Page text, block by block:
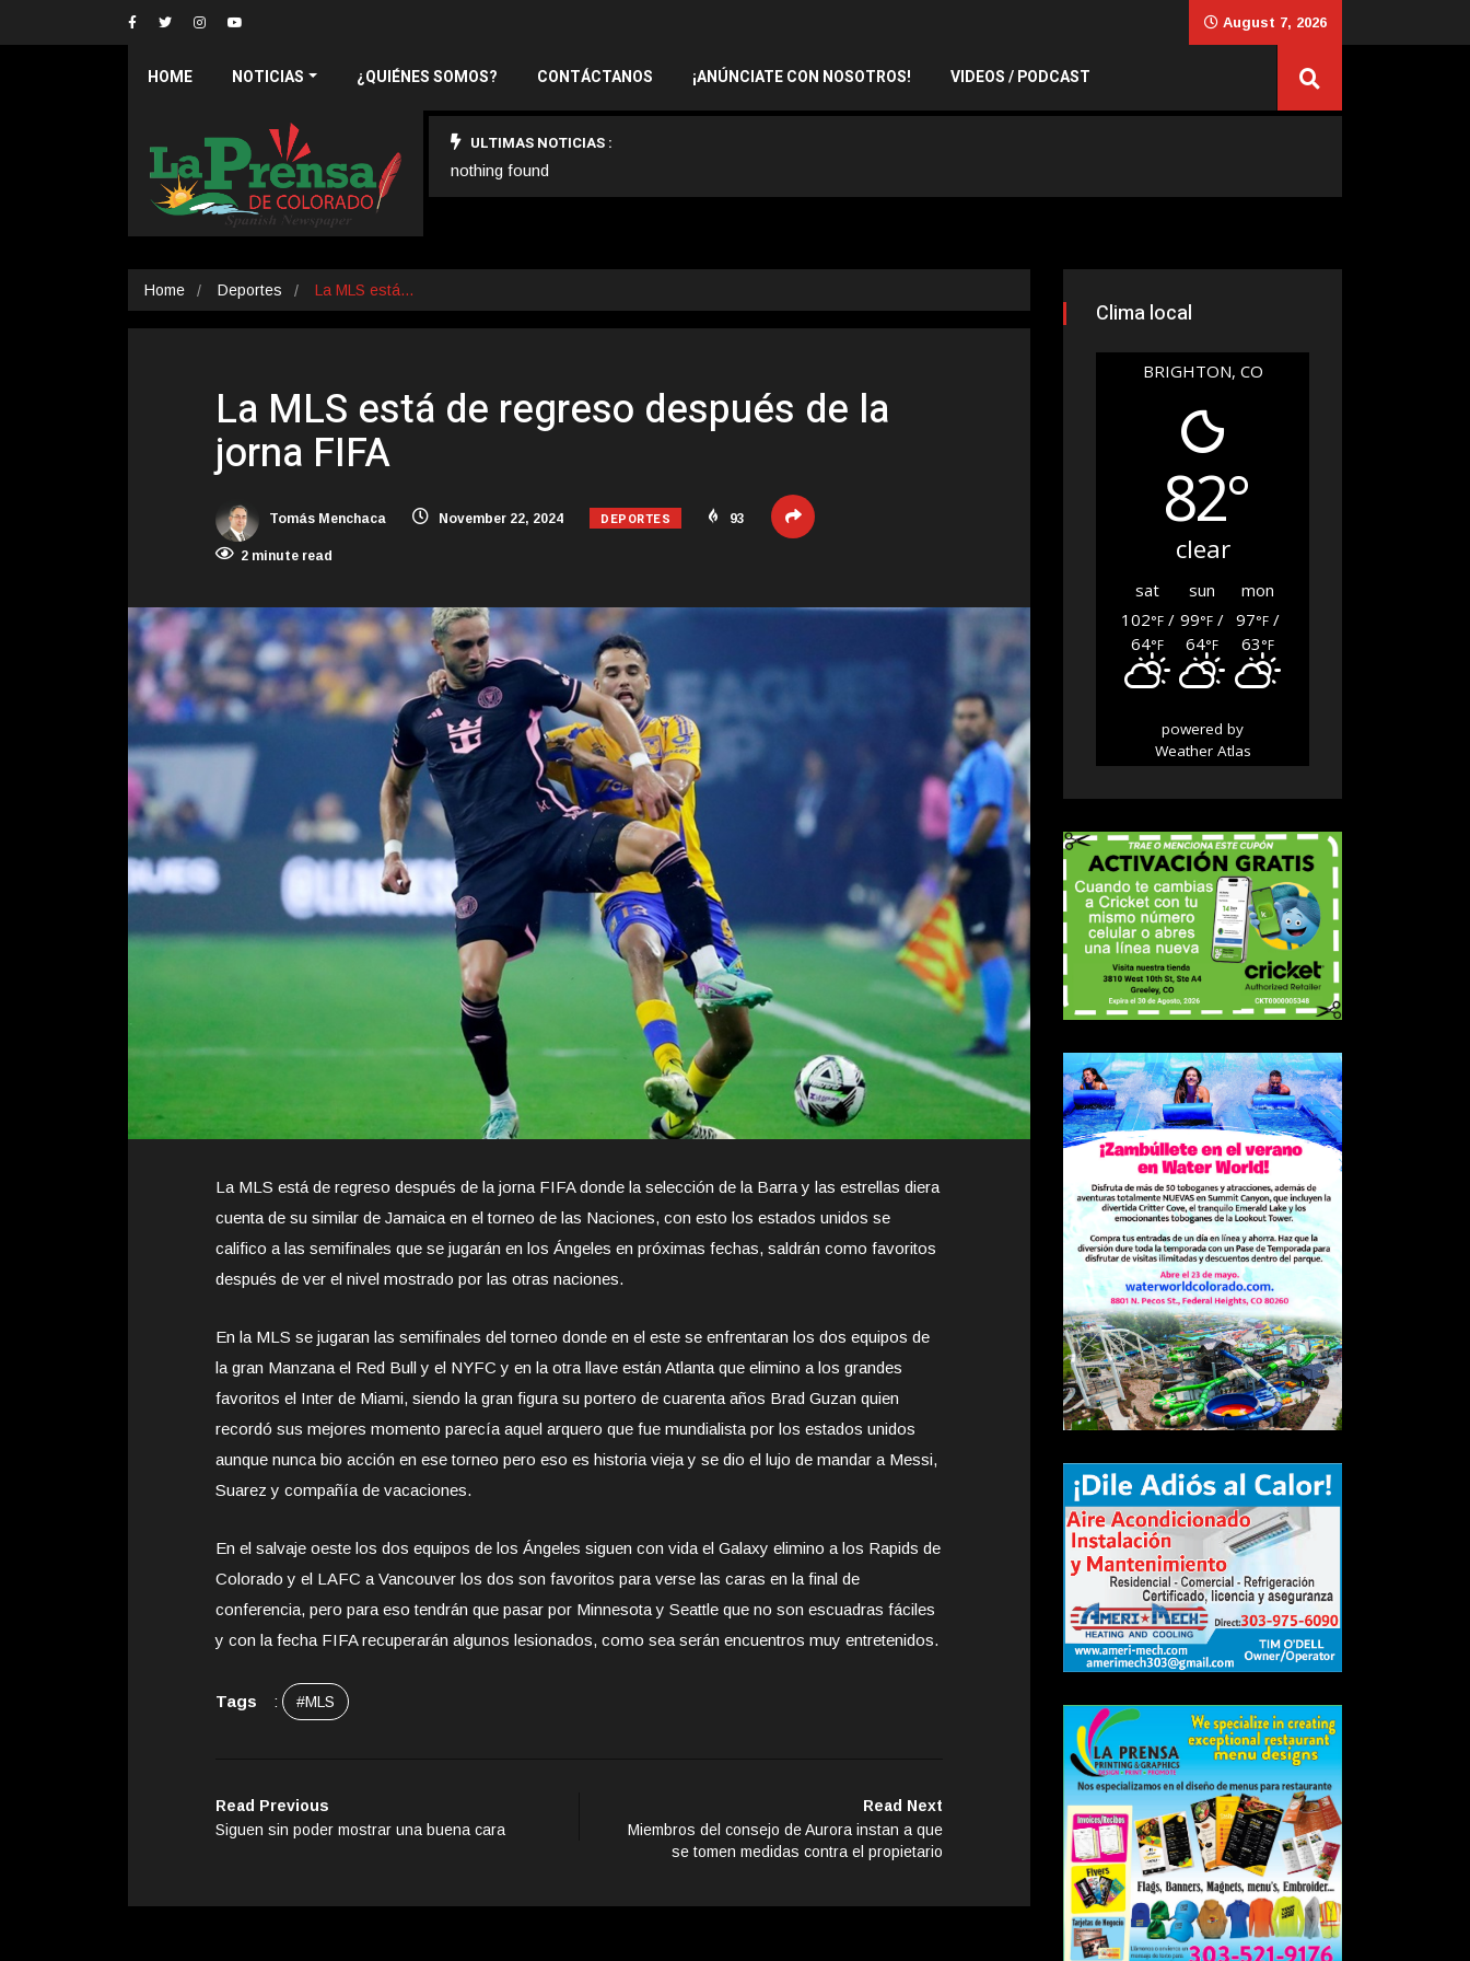
August 7, 2026
HOME NOTICIAS ¿QUIÉNES SOMOS? CONTÁCTANOS ¡ANÚNCIATE CON NOSOTROS! VIDEOS / PODCAST
ULTIMAS NOTICIAS :
nothing found
Home Deportes La MLS está…
La MLS está de regreso después de la
jorna FIFA
Tomás Menchaca November 22, 2024 DEPORTES 93
2 minute read
La MLS está de regreso después de la jorna FIFA donde la selección de la Barra y las estrellas diera
cuenta de su similar de Jamaica en el torneo de las Naciones, con esto los estados unidos se
califico a las semifinales que se jugarán en los Ángeles en próximas fechas, saldrán como favoritos
después de ver el nivel mostrado por las otras naciones.
En la MLS se jugaran las semifinales del torneo donde en el este se enfrentaran los dos equipos de
la gran Manzana el Red Bull y el NYFC y en la otra llave están Atlanta que elimino a los grandes
favoritos el Inter de Miami, siendo la gran figura su portero de cuarenta años Brad Guzan quien
recordó sus mejores momento parecía aquel arquero que fue mundialista por los estados unidos
aunque nunca bio acción en ese torneo pero eso es historia vieja y se dio el lujo de mandar a Messi,
Suarez y compañía de vacaciones.
En el salvaje oeste los dos equipos de los Ángeles siguen con vida el Galaxy elimino a los Rapids de
Colorado y el LAFC a Vancouver los dos son favoritos para verse las caras en la final de
conferencia, pero para eso tendrán que pasar por Minnesota y Seattle que no son escuadras fáciles
y con la fecha FIFA recuperarán algunos lesionados, como sea serán encuentros muy entretenidos.
Tags : #MLS
Read Previous
Siguen sin poder mostrar una buena cara
Read Next
Miembros del consejo de Aurora instan a que
se tomen medidas contra el propietario
Clima local
BRIGHTON, CO
82°
clear
sat sun
mon
102°F/
64°F
99°F /
64°F
97°F/
63°F
powered by
Weather Atlas